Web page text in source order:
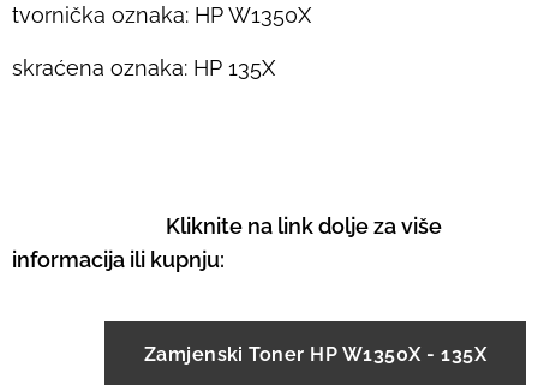
tvornička oznaka: HP W1350X
skraćena oznaka: HP 135X
Kliknite na link dolje za više
informacija ili kupnju:
Zamjenski Toner HP W1350X - 135X